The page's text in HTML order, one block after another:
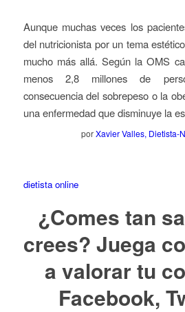
Aunque muchas veces los
del nutricionista por un tema
mucho más allá. Según la OMS
menos 2,8 millones de
consecuencia del sobrepeso o la
una enfermedad que disminuye la
porXavier Valles, Dietista-
dietista online
¿Comes tan
crees? Juega
a valorar tu
Facebook,